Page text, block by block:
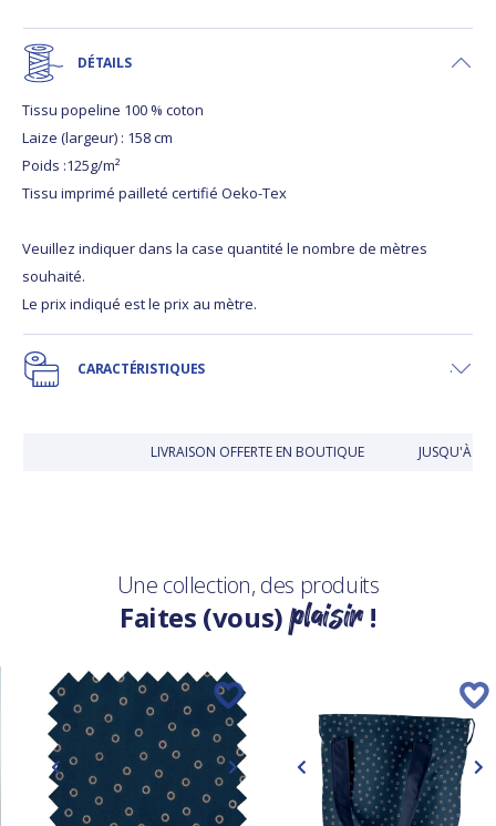
DÉTAILS
Tissu popeline 100 % coton
Laize (largeur) : 158 cm
Poids :125g/m²
Tissu imprimé pailleté certifié Oeko-Tex
Veuillez indiquer dans la case quantité le nombre de mètres
souhaité.
Le prix indiqué est le prix au mètre.
CARACTÉRISTIQUES
LIVRAISON OFFERTE EN BOUTIQUE JUSQU'À
Une collection, des produits
Faites (vous)plaisir!